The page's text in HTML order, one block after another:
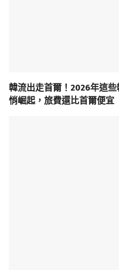
韓流出走首爾！2026年這
悄崛起，旅費還比首爾便宜